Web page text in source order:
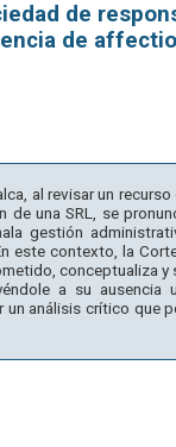
de
de
al revisar un
de una SRL, se
gestión
este contexto, la
conceptualiza
a su
un análisis crítico que